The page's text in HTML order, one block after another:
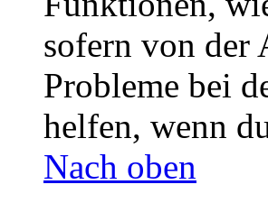
sofern von der
Probleme bei
helfen, wenn
Nach oben